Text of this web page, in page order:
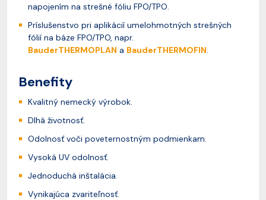
napojením na strešné fóliu FPO/TPO.
Príslušenstvo pri aplikácií umelohmotných strešných
fólií na báze FPO/TPO, napr.
BauderTHERMOPLAN a BauderTHERMOFIN.
Benefity
Kvalitný nemecký výrobok.
Dlhá životnosť.
Odolnosť voči poveternostným podmienkam.
Vysoká UV odolnosť.
Jednoduchá inštalácia.
Vynikajúca zvariteľnosť.